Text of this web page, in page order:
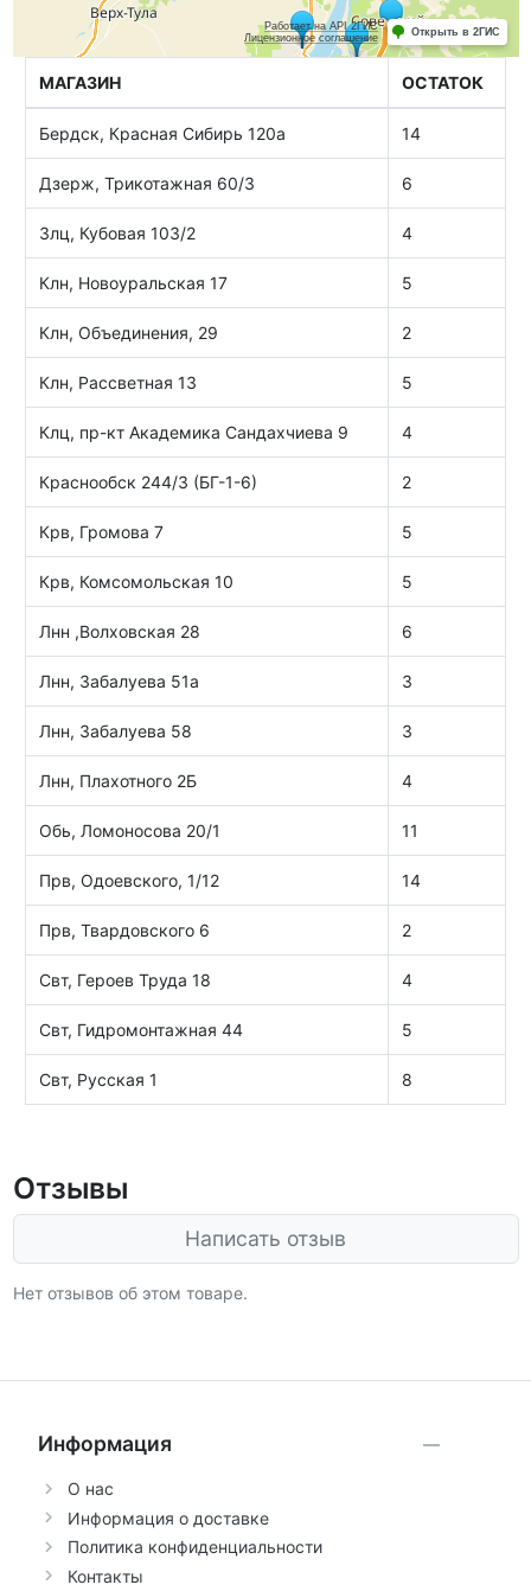
МАГАЗИН ОСТАТОК
Бердск, Красная Сибирь 120а 14
Дзерж, Трикотажная 60/3 6
Злц, Кубовая 103/2 4
Клн, Новоуральская 17 5
Клн, Объединения, 29 2
Клн, Рассветная 13 5
Клц, пр-кт Академика Сандахчиева 9 4
Краснообск 244/3 (БГ-1-6) 2
Крв, Громова 7 5
Крв, Комсомольская 10 5
Лнн ,Волховская 28 6
Лнн, Забалуева 51а 3
Лнн, Забалуева 58 3
Лнн, Плахотного 2Б 4
Обь, Ломоносова 20/1 11
Прв, Одоевского, 1/12 14
Прв, Твардовского 6 2
Свт, Героев Труда 18 4
Свт, Гидромонтажная 44 5
Свт, Русская 1 8
Отзывы
Написать отзыв
Нет отзывов об этом товаре.
Информация
О нас
Информация о доставке
Политика конфиденциальности
Контакты